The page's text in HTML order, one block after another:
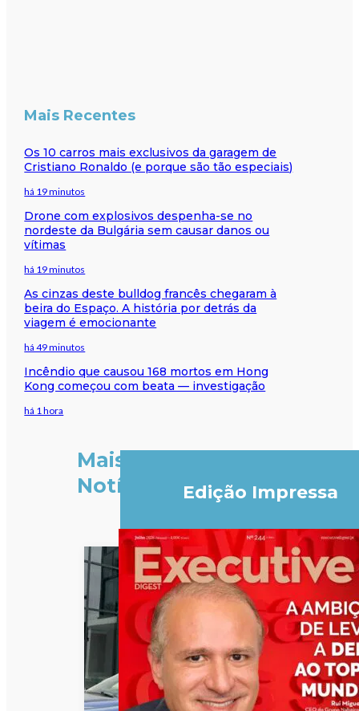
Mais Recentes
Os 10 carros mais exclusivos da garagem de
Cristiano Ronaldo (e porque são tão especiais)
há 19 minutos
Drone com explosivos despenha-se no
nordeste da Bulgária sem causar danos ou
vítimas
há 19 minutos
As cinzas deste bulldog francês chegaram à
beira do Espaço. A história por detrás da
viagem é emocionante
há 49 minutos
Incêndio que causou 168 mortos em Hong
Kong começou com beata — investigação
há 1 hora
Mais
Notícias
Edição Impressa